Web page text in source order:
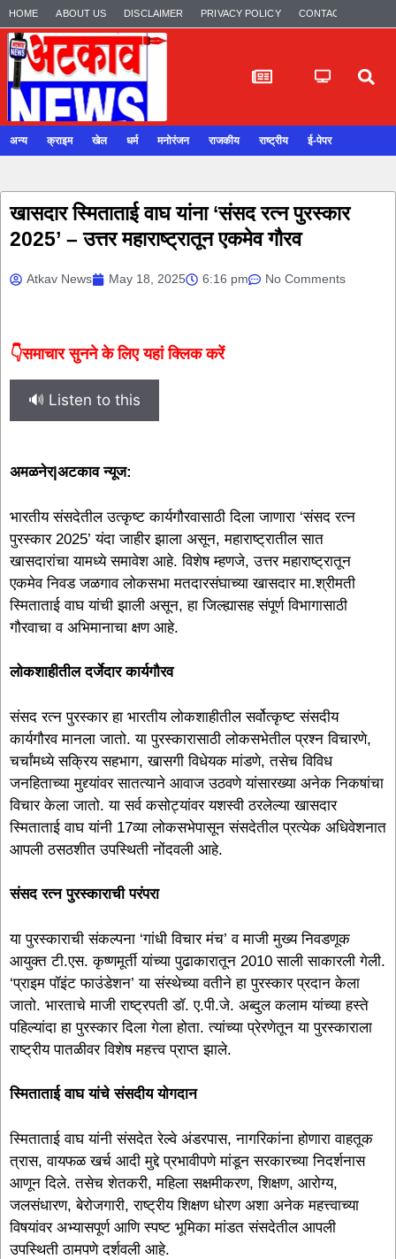
HOME ABOUT US DISCLAIMER PRIVACY POLICY CONTACT US
अन्य क्राइम खेल धर्म मनोरंजन राजकीय राष्ट्रीय ई-पेपर
खासदार स्मिताताई वाघ यांना ‘संसद रत्न पुरस्कार
2025’ – उत्तर महाराष्ट्रातून एकमेव गौरव
Atkav News May 18, 2025 6:16 pm No Comments
👇समाचार सुनने के लिए यहां क्लिक करें
🔊 Listen to this
अमळनेर|अटकाव न्यूज:
भारतीय संसदेतील उत्कृष्ट कार्यगौरवासाठी दिला जाणारा ‘संसद रत्न
पुरस्कार 2025’ यंदा जाहीर झाला असून, महाराष्ट्रातील सात
खासदारांचा यामध्ये समावेश आहे. विशेष म्हणजे, उत्तर महाराष्ट्रातून
एकमेव निवड जळगाव लोकसभा मतदारसंघाच्या खासदार मा.श्रीमती
स्मिताताई वाघ यांची झाली असून, हा जिल्ह्यासह संपूर्ण विभागासाठी
गौरवाचा व अभिमानाचा क्षण आहे.
लोकशाहीतील दर्जेदार कार्यगौरव
संसद रत्न पुरस्कार हा भारतीय लोकशाहीतील सर्वोत्कृष्ट संसदीय
कार्यगौरव मानला जातो. या पुरस्कारासाठी लोकसभेतील प्रश्न विचारणे,
चर्चांमध्ये सक्रिय सहभाग, खासगी विधेयक मांडणे, तसेच विविध
जनहिताच्या मुद्द्यांवर सातत्याने आवाज उठवणे यांसारख्या अनेक निकषांचा
विचार केला जातो. या सर्व कसोट्यांवर यशस्वी ठरलेल्या खासदार
स्मिताताई वाघ यांनी 17व्या लोकसभेपासून संसदेतील प्रत्येक अधिवेशनात
आपली ठसठशीत उपस्थिती नोंदवली आहे.
संसद रत्न पुरस्काराची परंपरा
या पुरस्काराची संकल्पना ‘गांधी विचार मंच’ व माजी मुख्य निवडणूक
आयुक्त टी.एस. कृष्णमूर्ती यांच्या पुढाकारातून 2010 साली साकारली गेली.
‘प्राइम पॉइंट फाउंडेशन’ या संस्थेच्या वतीने हा पुरस्कार प्रदान केला
जातो. भारताचे माजी राष्ट्रपती डॉ. ए.पी.जे. अब्दुल कलाम यांच्या हस्ते
पहिल्यांदा हा पुरस्कार दिला गेला होता. त्यांच्या प्रेरणेतून या पुरस्काराला
राष्ट्रीय पातळीवर विशेष महत्त्व प्राप्त झाले.
स्मिताताई वाघ यांचे संसदीय योगदान
स्मिताताई वाघ यांनी संसदेत रेल्वे अंडरपास, नागरिकांना होणारा वाहतूक
त्रास, वायफळ खर्च आदी मुद्दे प्रभावीपणे मांडून सरकारच्या निदर्शनास
आणून दिले. तसेच शेतकरी, महिला सक्षमीकरण, शिक्षण, आरोग्य,
जलसंधारण, बेरोजगारी, राष्ट्रीय शिक्षण धोरण अशा अनेक महत्त्वाच्या
विषयांवर अभ्यासपूर्ण आणि स्पष्ट भूमिका मांडत संसदेतील आपली
उपस्थिती ठामपणे दर्शवली आहे.